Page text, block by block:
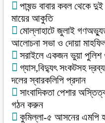
পাষন্ড বাবার কবল থেকে
মায়ের আকুতি
মোল্লাহাটে জুলাই
আলোচনা সভা ও দোয়া
সরাইলে একজন ভুয়া
গ্যাস,বিদ্যুৎ সংকটসহ
দলের স্বারকলিপি প্রদান
সাংবাদিকতা পেশার
গঠন করুন
কুমিল্লা-৫ আসনের এমপি